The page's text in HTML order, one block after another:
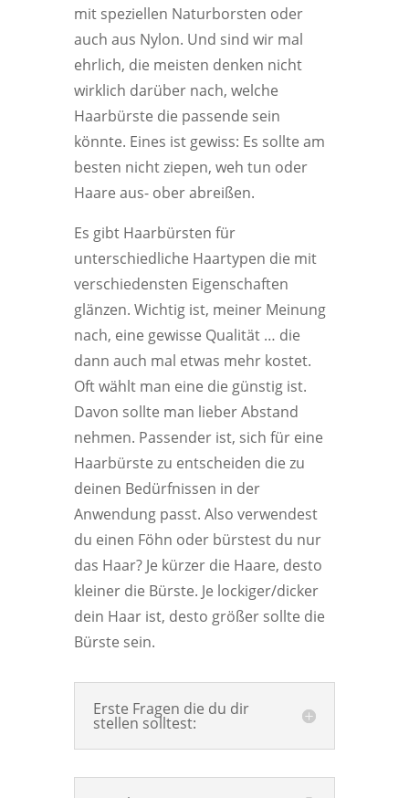
mit speziellen Naturborsten oder
auch aus Nylon. Und sind wir mal
ehrlich, die meisten denken nicht
wirklich darüber nach, welche
Haarbürste die passende sein
könnte. Eines ist gewiss: Es sollte am
besten nicht ziepen, weh tun oder
Haare aus- ober abreißen.
Es gibt Haarbürsten für
unterschiedliche Haartypen die mit
verschiedensten Eigenschaften
glänzen. Wichtig ist, meiner Meinung
nach, eine gewisse Qualität … die
dann auch mal etwas mehr kostet.
Oft wählt man eine die günstig ist.
Davon sollte man lieber Abstand
nehmen. Passender ist, sich für eine
Haarbürste zu entscheiden die zu
deinen Bedürfnissen in der
Anwendung passt. Also verwendest
du einen Föhn oder bürstest du nur
das Haar? Je kürzer die Haare, desto
kleiner die Bürste. Je lockiger/dicker
dein Haar ist, desto größer sollte die
Bürste sein.
Erste Fragen die du dir
stellen solltest: